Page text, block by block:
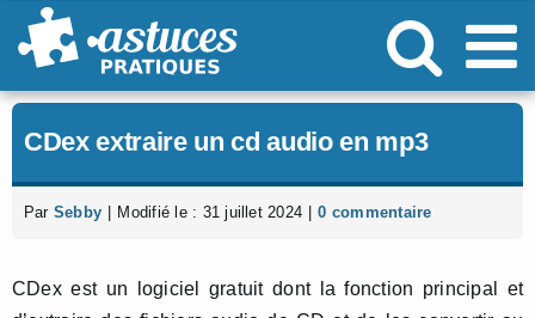
Passer
au
CDex extraire un cd audio en mp3
Par Sebby Modifié le : 31 juillet 2024 0 commentaire
CDex est un logiciel gratuit dont la fonction principal et